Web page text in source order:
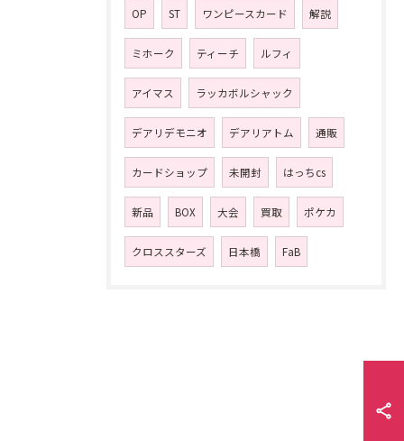
OP ST ワンピースカード 解説
ミホーク ティーチ ルフィ
アイマス ラッカボルシャック
デアリデモニオ デアリアトム 通販
カードショップ 未開封 はっちcs
新品 BOX 大会 買取 ポケカ
クロススターズ 日本橋 FaB